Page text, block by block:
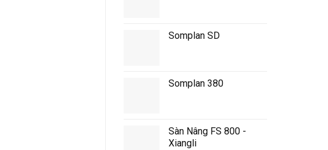
Somplan SD
Somplan 380
Sàn Nâng FS 800 -
Xiangli